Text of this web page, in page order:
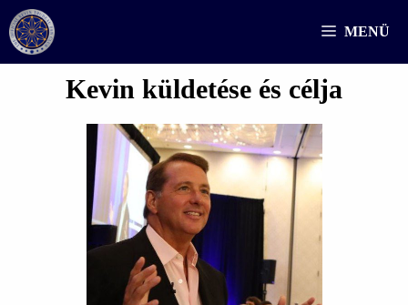
Kilépés
tartalomba
MENÜ
Kevin küldetése és célja